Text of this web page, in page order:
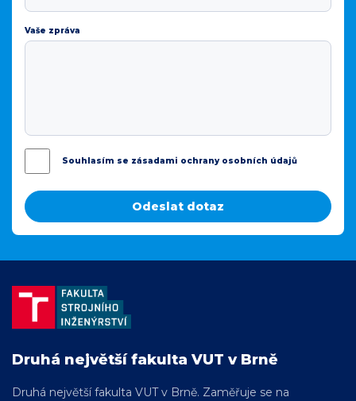
Vaše zpráva
Souhlasím se zásadami ochrany osobních údajů
Druhá největší fakulta VUT v Brně
Druhá největší fakulta VUT v Brně. Zaměřuje se na